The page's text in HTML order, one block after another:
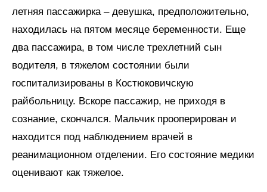
летняя пассажирка – девушка, предположительно,
находилась на пятом месяце беременности. Еще
два пассажира, в том числе трехлетний сын
водителя, в тяжелом состоянии были
госпитализированы в Костюковичскую
райбольницу. Вскоре пассажир, не приходя в
сознание, скончался. Мальчик прооперирован и
находится под наблюдением врачей в
реанимационном отделении. Его состояние медики
оценивают как тяжелое.